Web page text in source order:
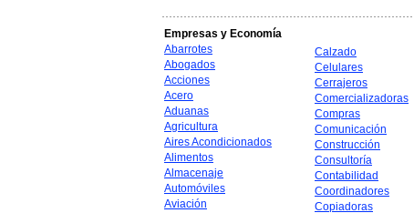
Empresas y Economía
Abarrotes
Abogados
Acciones
Acero
Aduanas
Agricultura
Aires Acondicionados
Alimentos
Almacenaje
Automóviles
Aviación
Calzado
Celulares
Cerrajeros
Comercializadoras
Compras
Comunicación
Construcción
Consultoría
Contabilidad
Coordinadores
Copiadoras